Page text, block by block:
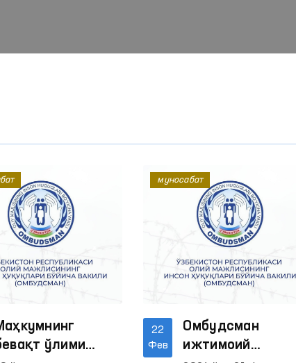
ўлими
22
Фев
Омбудсман
ижтимоий
муносабат